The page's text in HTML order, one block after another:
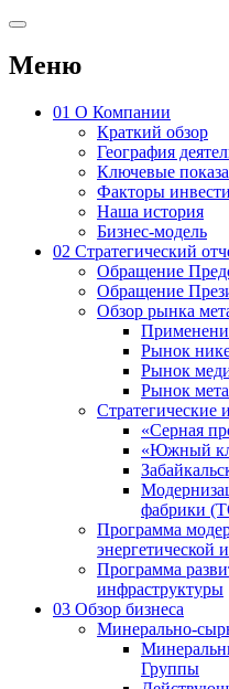
Меню
01 О Компании
Краткий обзор
География
Ключевые
Факторы
Наша история
Бизнес-модель
02 Стратегический
Обращение
Обращение
Обзор рынка
Рынок
Рынок
Рынок
Стратегические
«Серная
«Южный
фабрики
Программа
энергетической
Программа
инфраструктуры
03 Обзор бизнеса
Минерально-
Группы